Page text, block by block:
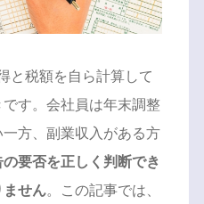
と税額を自ら計算して
す。会社員は年末調整
方、副業収入がある方
の要否を正しく判断でき
ません。この記事では、